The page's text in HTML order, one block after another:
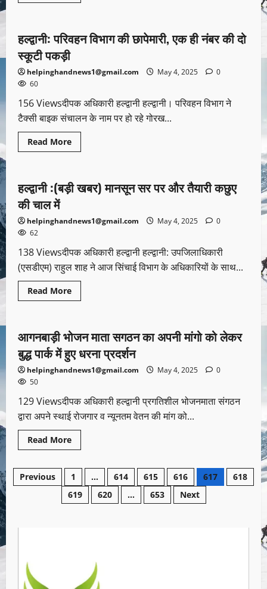
1 minute read
उत्तराखण्ड क्राइम
हल्द्वानी: परिवहन विभाग की छापेमारी, एक ही नंबर की दो
स्कूटी पकड़ी
helpinghandnews1@gmail.com May 4, 2025
0
60
156 Viewsदीपक अधिकारी हल्द्वानी हल्द्वानी। परिवहन विभाग ने
टैक्सी बाइक संचालन के नाम पर हो रहे गोरख...
Read More
उत्तराखण्ड देश-विदेश
हल्द्वानी :(बड़ी खबर) मानसून सर पर और तैयारी कछुए
की चाल में
helpinghandnews1@gmail.com May 4, 2025
0
62
138 Viewsदीपक अधिकारी हल्द्वानी हल्द्वानी: उपजिलाधिकारी
(एसडीएम) राहुल शाह ने आज सिंचाई विभाग के अधिकारियों के साथ...
Read More
Uncategorized
आगनबाड़ी भोजन माता सगठन का अपनी मांगो को लेकर
बुद्ध पार्क में हुए धरना प्रदर्शन
helpinghandnews1@gmail.com May 4, 2025
0
50
129 Viewsदीपक अधिकारी हल्द्वानी प्रगतिशील भोजनमाता संगठन
द्वारा अपने स्थाई रोजगार व न्यूनतम वेतन की मांग को...
Read More
Previous 1 … 614 615 616 617
618
619
620 … 653 Next